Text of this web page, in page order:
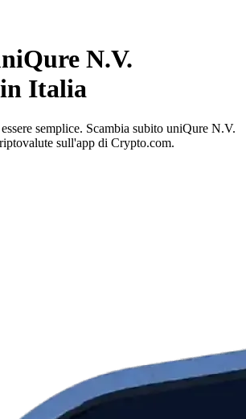
N.V.
Italia
semplice. Scambia subito uniQure N.V.
sull'app di Crypto.com.